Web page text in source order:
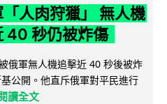
人肉狩獵」 無人機
40 秒仍被炸傷
俄軍無人機追擊近 40 秒後被炸
公開。他直斥俄軍對平民進行
讀全文